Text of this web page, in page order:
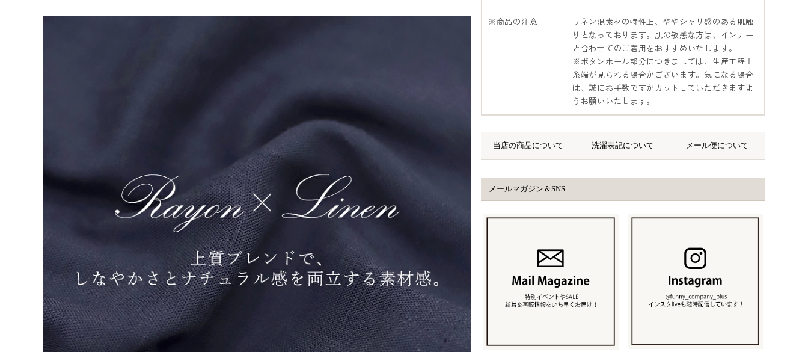
※商品の注意
リネン混素材の特性上、ややシャリ感のある肌触
りとなっております。肌の敏感な方は、インナー
と合わせてのご着用をおすすめいたします。
※ボタンホール部分につきましては、生産工程上
糸端が見られる場合がございます。気になる場合
は、誠にお手数ですがカットしていただきますよ
うお願いいたします。